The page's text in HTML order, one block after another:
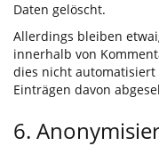
Daten gelöscht.
Allerdings bleiben
innerhalb von
dies nicht
Einträgen davon
6.